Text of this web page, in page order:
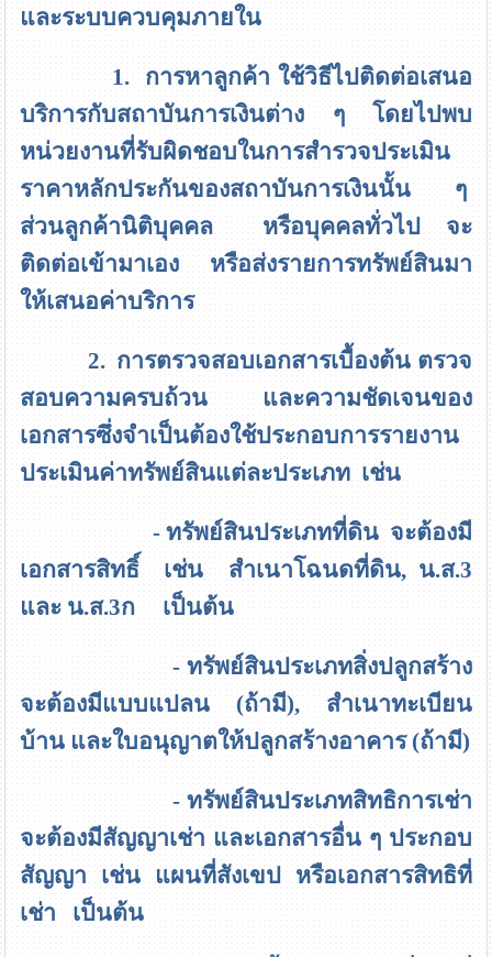
และระบบควบคุมภายใน
1. การหาลูกค้า ใช้วิธีไปติดต่อเสนอ
บริการกับสถาบันการเงินต่าง ๆ โดยไปพบ
หน่วยงานที่รับผิดชอบในการสำรวจประเมิน
ราคาหลักประกันของสถาบันการเงินนั้น ๆ
ส่วนลูกค้านิติบุคคล หรือบุคคลทั่วไป จะ
ติดต่อเข้ามาเอง หรือส่งรายการทรัพย์สินมา
ให้เสนอค่าบริการ
2. การตรวจสอบเอกสารเบื้องต้น ตรวจ
สอบความครบถ้วน และความชัดเจนของ
เอกสารซึ่งจำเป็นต้องใช้ประกอบการรายงาน
ประเมินค่าทรัพย์สินแต่ละประเภท เช่น
- ทรัพย์สินประเภทที่ดิน จะต้องมี
เอกสารสิทธิ์ เช่น สำเนาโฉนดที่ดิน, น.ส.3
และ น.ส.3ก เป็นต้น
- ทรัพย์สินประเภทสิ่งปลูกสร้าง
จะต้องมีแบบแปลน (ถ้ามี), สำเนาทะเบียน
บ้าน และใบอนุญาตให้ปลูกสร้างอาคาร (ถ้ามี)
- ทรัพย์สินประเภทสิทธิการเช่า
จะต้องมีสัญญาเช่า และเอกสารอื่น ๆ ประกอบ
สัญญา เช่น แผนที่สังเขป หรือเอกสารสิทธิที่
เช่า เป็นต้น